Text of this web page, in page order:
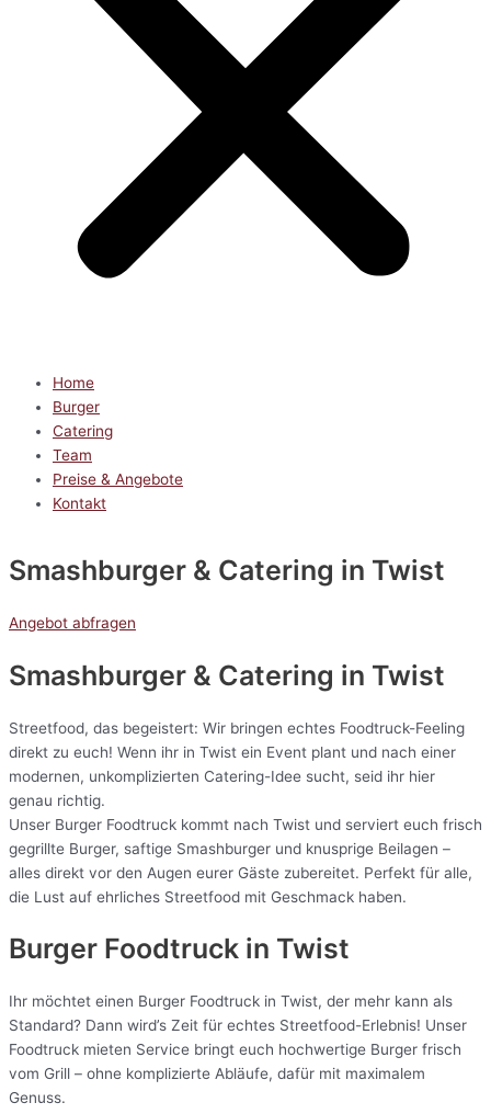
Home
Burger
Catering
Team
Preise & Angebote
Kontakt
Smashburger & Catering in Twist
Angebot abfragen
Smashburger & Catering in Twist
Streetfood, das begeistert: Wir bringen echtes Foodtruck-Feeling
direkt zu euch! Wenn ihr in Twist ein Event plant und nach einer
modernen, unkomplizierten Catering-Idee sucht, seid ihr hier
genau richtig.
Unser Burger Foodtruck kommt nach Twist und serviert euch frisch
gegrillte Burger, saftige Smashburger und knusprige Beilagen –
alles direkt vor den Augen eurer Gäste zubereitet. Perfekt für alle,
die Lust auf ehrliches Streetfood mit Geschmack haben.
Burger Foodtruck in Twist
Ihr möchtet einen Burger Foodtruck in Twist, der mehr kann als
Standard? Dann wird’s Zeit für echtes Streetfood-Erlebnis! Unser
Foodtruck mieten Service bringt euch hochwertige Burger frisch
vom Grill – ohne komplizierte Abläufe, dafür mit maximalem
Genuss.